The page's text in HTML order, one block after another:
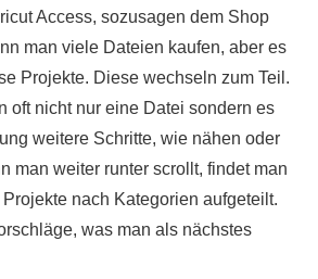
Access, sozusagen dem Shop
man viele Dateien kaufen, aber es
Projekte. Diese wechseln zum Teil.
oft nicht nur eine Datei sondern es
weitere Schritte, wie nähen oder
man weiter runter scrollt, findet man
nach Kategorien aufgeteilt.
was man als nächstes